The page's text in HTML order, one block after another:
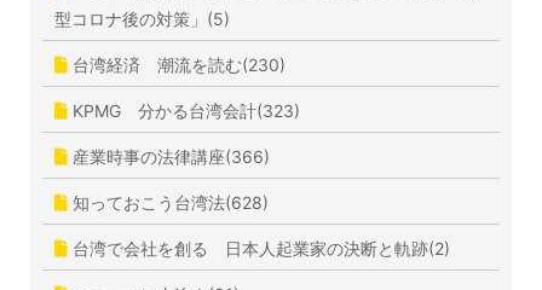
型コロナ後の対策」(5)
台湾経済 潮流を読む(230)
KPMG 分かる台湾会計(323)
産業時事の法律講座(366)
知っておこう台湾法(628)
台湾で会社を創る 日本人起業家の決断と軌跡(2)